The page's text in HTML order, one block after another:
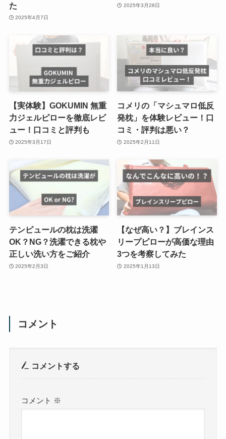
た
2025年4月7日
2025年3月28日
【実体験】GOKUMIN 無重
力ジェルピローを徹底レビ
ュー！口コミと評判も
2025年3月17日
コメリの「マシュマロ低反
発枕」を体験レビュー！口
コミ・評判は悪い？
2025年2月11日
テンピュールの枕は洗濯
OK？NG？洗濯できる枕や
正しい洗い方をご紹介
2025年2月3日
【なぜ高い？】ブレインス
リープピローが高価な理由
3つを考察してみた
2025年1月13日
コメント
コメントする
コメント ※